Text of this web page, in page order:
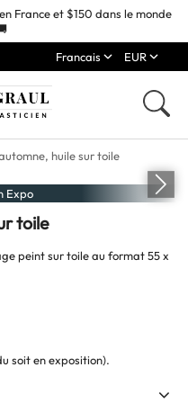
France et $150 dans le monde
Francais
EUR
huile sur toile
Expo
toile
peint sur toile au format 55 x
soit en exposition).